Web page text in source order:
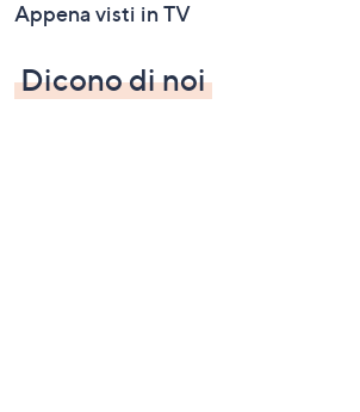
freccia
e
giù
Appena visti in TV
Dicono di noi